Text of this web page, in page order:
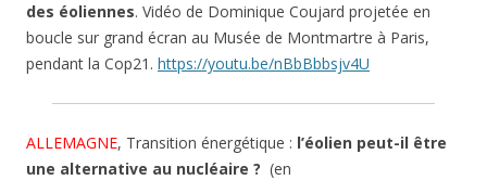
des éoliennes. Vidéo de Dominique Coujard projetée en
boucle sur grand écran au Musée de Montmartre à Paris,
pendant la Cop21. https://youtu.be/nBbBbbsjv4U
ALLEMAGNE, Transition énergétique : l’éolien peut-il être
une alternative au nucléaire ? (en